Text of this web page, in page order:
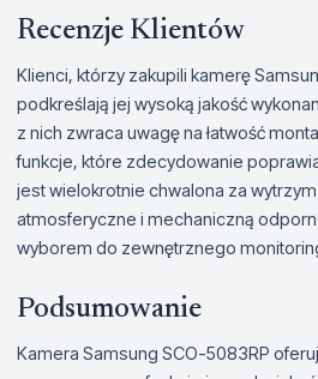
Recenzje Klientów
Klienci, którzy zakupili kamerę
podkreślają jej wysoką jakość
z nich zwraca uwagę na łatwość
funkcje, które zdecydowanie
jest wielokrotnie chwalona za
atmosferyczne i mechaniczną
wyborem do zewnętrznego
Podsumowanie
Kamera Samsung SCO-5083RP